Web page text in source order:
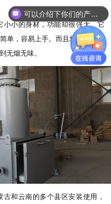
小小的身材，功能却很强大。它
单，容易上手。而且垃圾焚烧效
无烟无味。
和云南的多个县区安装使用，
可以介绍下你们的产品么？